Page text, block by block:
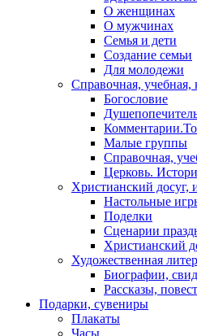
О женщинах
О мужчинах
Семья и дети
Создание семьи
Для молодежи
Справочная, учебная,
Богословие
Малые группы
Справочная,
Церковь.
Христианский досуг,
Настольные
Поделки
Сценарии
Христианский
Художественная
Биографии,
Рассказы,
Подарки, сувениры
Плакаты